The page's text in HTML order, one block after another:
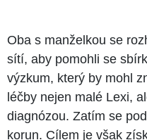
Oba s manželkou se
sítí, aby pomohli se
výzkum, který by mohl
léčby nejen malé Lexi,
diagnózou. Zatím se
korun. Cílem je však